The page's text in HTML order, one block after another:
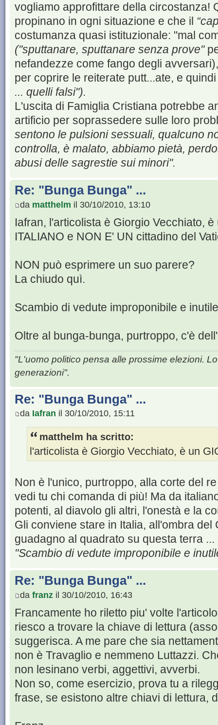
vogliamo approfittare della circostanza!
propinano in ogni situazione e che il
costumanza quasi istituzionale: "mal
("sputtanare, sputtanare senza prove"
nefandezze come fango degli
per coprire le reiterate putt...ate, e
... quelli falsi").
L'uscita di Famiglia Cristiana potrebbe
artificio per soprassedere sulle loro
sentono le pulsioni sessuali, qualcuno
controlla, è malato, abbiamo pietà,
abusi delle sagrestie sui minori".
Re: "Bunga Bunga" ...
da matthelm il 30/10/2010, 13:10
Iafran, l'articolista è Giorgio Vecchiato, è
ITALIANO e NON E' UN cittadino del
NON può esprimere un suo parere?
La chiudo quì.
Scambio di vedute improponibile e
Oltre al bunga-bunga, purtroppo, c'è
"L'uomo politico pensa alle prossime elezioni.
generazioni".
Re: "Bunga Bunga" ...
da Iafran il 30/10/2010, 15:11
matthelm ha scritto:
l'articolista è Giorgio Vecchiato, è un
Non è l'unico, purtroppo, alla corte del
vedi tu chi comanda di più! Ma da
potenti, al diavolo gli altri, l'onestà e la
Gli conviene stare in Italia, all'ombra del
guadagno al quadrato su questa terra ...
"Scambio di vedute improponibile e
Re: "Bunga Bunga" ...
da franz il 30/10/2010, 16:43
Francamente ho riletto piu' volte
riesco a trovare la chiave di lettura
suggerisca. A me pare che sia
non è Travaglio e nemmeno Luttazzi.
non lesinano verbi, aggettivi, avverbi.
Non so, come esercizio, prova tu a
frase, se esistono altre chiavi di lettura,